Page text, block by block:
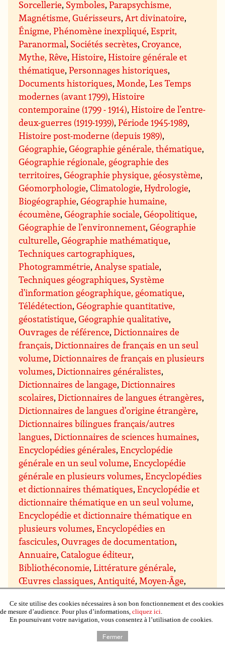
Sorcellerie, Symboles,Parapsychisme,
Magnétisme, Guérisseurs, Art divinatoire,
Énigme, Phénomène inexpliqué,Esprit,
Paranormal, Sociétés secrètes,Croyance,
Mythe, Rêve,Histoire,Histoire générale et
thématique,Personnages historiques,
Documents historiques, Monde,Les Temps
modernes (avant 1799),Histoire
contemporaine (1799 - 1914),Histoire de l’entre-
deux-guerres (1919-1939),Période 1945-1989,
Histoire post-moderne (depuis 1989),
Géographie,Géographie générale, thématique,
Géographie régionale, géographie des
territoires,Géographie physique, géosystème,
Géomorphologie,Climatologie,Hydrologie,
Biogéographie,Géographie humaine,
écoumène,Géographie sociale,Géopolitique,
Géographie de l’environnement,Géographie
culturelle,Géographie mathématique,
Techniques cartographiques,
Photogrammétrie, Analyse spatiale,
Techniques géographiques, Système
d’information géographique, géomatique,
Télédétection,Géographie quantitative,
géostatistique,Géographie qualitative,
Ouvrages de référence,Dictionnaires de
français,Dictionnaires de français en un seul
volume,Dictionnaires de français en plusieurs
volumes,Dictionnaires généralistes,
Dictionnaires de langage,Dictionnaires
scolaires,Dictionnaires de langues étrangères,
Dictionnaires de langues d’origine étrangère,
Dictionnaires bilingues français/autres
langues,Dictionnaires de sciences humaines,
Encyclopédies générales,Encyclopédie
générale en un seul volume,Encyclopédie
générale en plusieurs volumes,Encyclopédies
et dictionnaires thématiques,Encyclopédie et
dictionnaire thématique en un seul volume,
Encyclopédie et dictionnaire thématique en
plusieurs volumes,Encyclopédies en
fascicules,Ouvrages de documentation,
Annuaire,Catalogue éditeur,
Bibliothéconomie,Littérature générale,
Œuvres classiques, Antiquité, Moyen-Âge,
Romans,Romans francophones,Romans
étrangers,Romans et nouvelles de genre,
Romans d’aventures,Romans d’espionnage
Ce site utilise des cookies nécessaires à son bon fonctionnement et des cookies
de mesure d’audience. Pour plus d’informations, cliquez ici.
En poursuivant votre navigation, vous consentez à l’utilisation de cookies.
Fermer